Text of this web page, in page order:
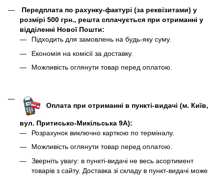
Передплата по рахунку-фактурі (за реквізитами) у
розмірі 500 грн., решта сплачується при отриманні у
відділенні Нової Пошти:
Підходить для замовлень на будь-яку суму.
Економія на комісії за доставку.
Можливість оглянути товар перед оплатою.
Оплата при отриманні в пункті-видачі (м. Київ,
вул. Притисько-Микільська 9А):
Розрахунок виключно карткою по терміналу.
Можливість оглянути товар перед оплатою.
Зверніть увагу: в пункті-видачі не весь асортимент
товарів з сайту. Доставка зі складу в пункт-видачі може